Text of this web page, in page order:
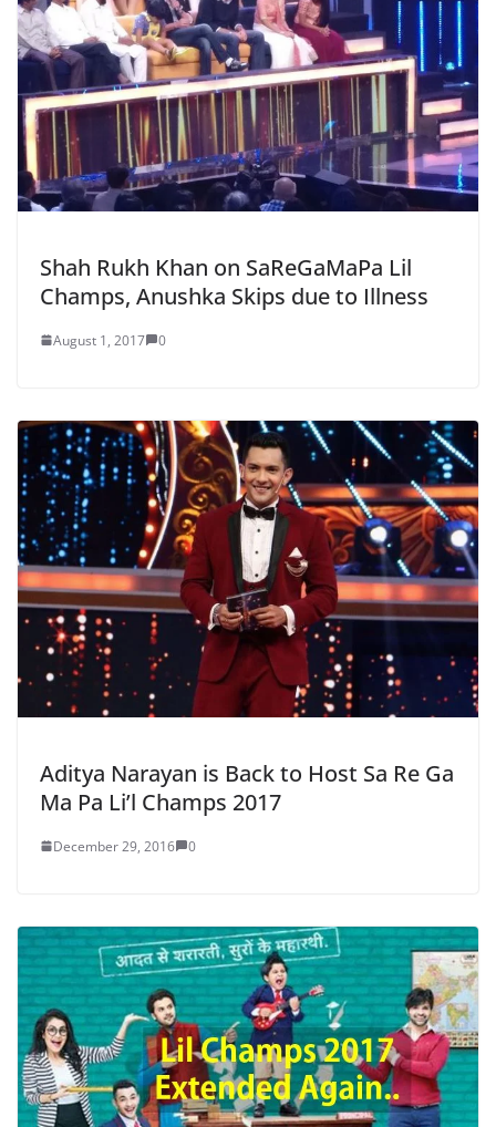
Shah Rukh Khan on SaReGaMaPa Lil
Champs, Anushka Skips due to Illness
August 1, 2017 0
Aditya Narayan is Back to Host Sa Re Ga
Ma Pa Li’l Champs 2017
December 29, 2016 0